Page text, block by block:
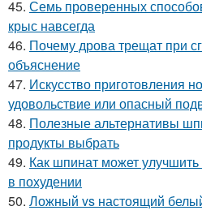
45. Семь проверенных
крыс навсегда
46. Почему дрова трещат при
объяснение
47. Искусство приготовления
удовольствие или опасный
48. Полезные альтернативы
продукты выбрать
49. Как шпинат может
в похудении
50. Ложный vs настоящий